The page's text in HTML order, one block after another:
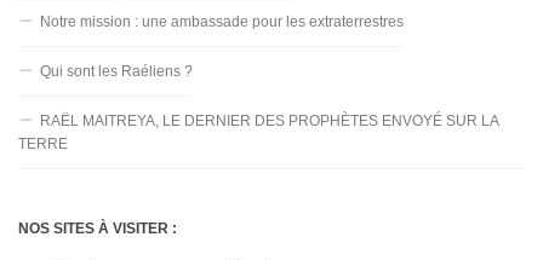
Notre mission : une ambassade pour les extraterrestres
Qui sont les Raéliens ?
RAËL MAITREYA, LE DERNIER DES PROPHÈTES ENVOYÉ SUR LA
TERRE
NOS SITES À VISITER :